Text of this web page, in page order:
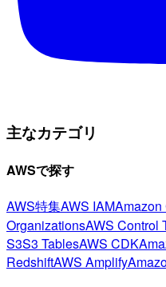
主なカテゴリ
AWSで探す
AWS特集AWS IAM
OrganizationsAWS Control
S3S3 TablesAWS CDK
RedshiftAWS Amplify